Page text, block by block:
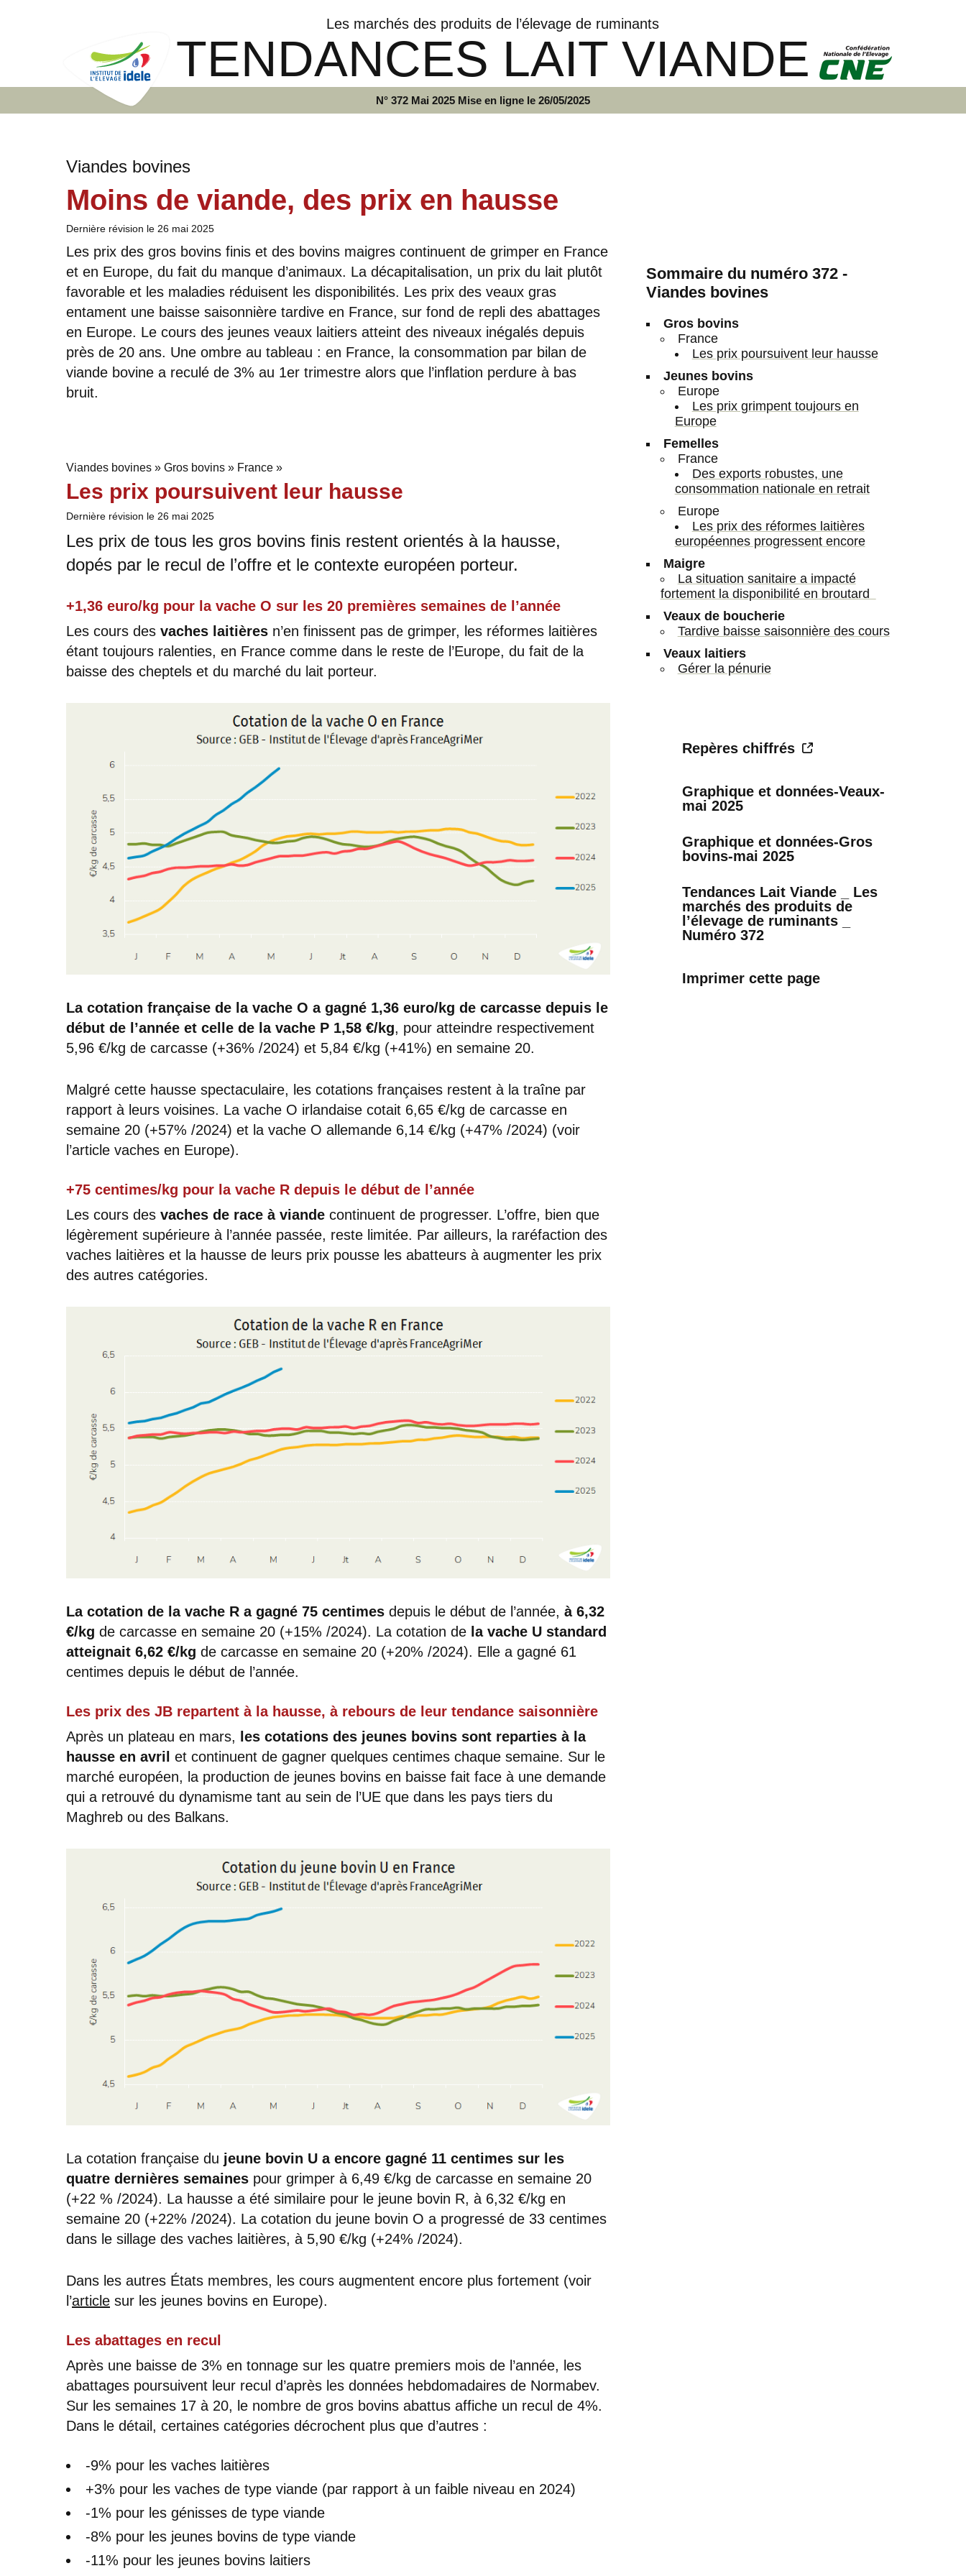
Les marchés des produits de l’élevage de ruminants
TENDANCES LAIT VIANDE
N° 372 Mai 2025 Mise en ligne le 26/05/2025
Viandes bovines
Moins de viande, des prix en hausse
Dernière révision le 26 mai 2025
Les prix des gros bovins finis et des bovins maigres continuent de grimper en France
et en Europe, du fait du manque d’animaux. La décapitalisation, un prix du lait plutôt
favorable et les maladies réduisent les disponibilités. Les prix des veaux gras
entament une baisse saisonnière tardive en France, sur fond de repli des abattages
en Europe. Le cours des jeunes veaux laitiers atteint des niveaux inégalés depuis
près de 20 ans. Une ombre au tableau : en France, la consommation par bilan de
viande bovine a reculé de 3% au 1er trimestre alors que l’inflation perdure à bas
bruit.
Sommaire du numéro 372 -
Viandes bovines
Gros bovins
France
Les prix poursuivent leur hausse
Jeunes bovins
Europe
Les prix grimpent toujours en
Europe
Femelles
France
Des exports robustes, une
consommation nationale en retrait
Europe
Les prix des réformes laitières
européennes progressent encore
Maigre
La situation sanitaire a impacté
fortement la disponibilité en broutard
Veaux de boucherie
Tardive baisse saisonnière des cours
Veaux laitiers
Gérer la pénurie
Repères chiffrés
Graphique et données-Veaux-
mai 2025
Graphique et données-Gros
bovins-mai 2025
Tendances Lait Viande _ Les
marchés des produits de
l’élevage de ruminants _
Numéro 372
Imprimer cette page
Viandes bovines » Gros bovins » France »
Les prix poursuivent leur hausse
Dernière révision le 26 mai 2025
Les prix de tous les gros bovins finis restent orientés à la hausse,
dopés par le recul de l’offre et le contexte européen porteur.
+1,36 euro/kg pour la vache O sur les 20 premières semaines de l’année
Les cours des vaches laitières n’en finissent pas de grimper, les réformes laitières
étant toujours ralenties, en France comme dans le reste de l’Europe, du fait de la
baisse des cheptels et du marché du lait porteur.
La cotation française de la vache O a gagné 1,36 euro/kg de carcasse depuis le
début de l’année et celle de la vache P 1,58 €/kg, pour atteindre respectivement
5,96 €/kg de carcasse (+36% /2024) et 5,84 €/kg (+41%) en semaine 20.
Malgré cette hausse spectaculaire, les cotations françaises restent à la traîne par
rapport à leurs voisines. La vache O irlandaise cotait 6,65 €/kg de carcasse en
semaine 20 (+57% /2024) et la vache O allemande 6,14 €/kg (+47% /2024) (voir
l’article vaches en Europe).
+75 centimes/kg pour la vache R depuis le début de l’année
Les cours des vaches de race à viande continuent de progresser. L’offre, bien que
légèrement supérieure à l’année passée, reste limitée. Par ailleurs, la raréfaction des
vaches laitières et la hausse de leurs prix pousse les abatteurs à augmenter les prix
des autres catégories.
La cotation de la vache R a gagné 75 centimes depuis le début de l’année, à 6,32
€/kg de carcasse en semaine 20 (+15% /2024). La cotation de la vache U standard
atteignait 6,62 €/kg de carcasse en semaine 20 (+20% /2024). Elle a gagné 61
centimes depuis le début de l’année.
Les prix des JB repartent à la hausse, à rebours de leur tendance saisonnière
Après un plateau en mars,
les cotations des jeunes bovins sont reparties à la
hausse en avril et continuent de gagner quelques centimes chaque semaine. Sur le
marché européen, la production de jeunes bovins en baisse fait face à une demande
qui a retrouvé du dynamisme tant au sein de l’UE que dans les pays tiers du
Maghreb ou des Balkans.
La cotation française du jeune bovin U a encore gagné 11 centimes sur les
quatre dernières semaines pour grimper à 6,49 €/kg de carcasse en semaine 20
(+22 % /2024). La hausse a été similaire pour le jeune bovin R, à 6,32 €/kg en
semaine 20 (+22% /2024). La cotation du jeune bovin O a progressé de 33 centimes
dans le sillage des vaches laitières, à 5,90 €/kg (+24% /2024).
Dans les autres États membres, les cours augmentent encore plus fortement (voir
l’article sur les jeunes bovins en Europe).
Les abattages en recul
Après une baisse de 3% en tonnage sur les quatre premiers mois de l’année, les
abattages poursuivent leur recul d’après les données hebdomadaires de Normabev.
Sur les semaines 17 à 20, le nombre de gros bovins abattus affiche un recul de 4%.
Dans le détail, certaines catégories décrochent plus que d’autres :
-9% pour les vaches laitières
+3% pour les vaches de type viande (par rapport à un faible niveau en 2024)
-1% pour les génisses de type viande
-8% pour les jeunes bovins de type viande
-11% pour les jeunes bovins laitiers